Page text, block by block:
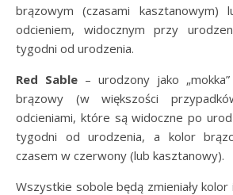
brązowym (czasami kasztanowym)
odcieniem, widocznym przy
tygodni od urodzenia.
Red Sable – urodzony jako
brązowy (w większości
odcieniami, które są widoczne po
tygodni od urodzenia, a kolor
czasem w czerwony (lub kasztanowy).
Wszystkie sobole będą zmieniały kolor